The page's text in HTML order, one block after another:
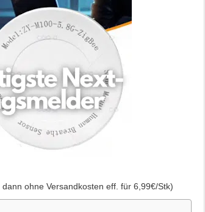
ohne Versandkosten eff. für 6,99€/Stk)